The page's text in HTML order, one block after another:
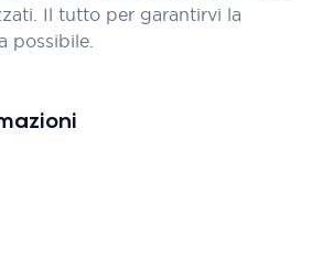
Il tutto per garantirvi la
possibile.